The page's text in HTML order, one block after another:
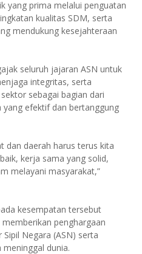
yang prima melalui penguatan
kualitas SDM, serta
mendukung kesejahteraan
seluruh jajaran ASN untuk
integritas, serta
sebagai bagian dari
efektif dan bertanggung
dan daerah harus terus kita
kerja sama yang solid,
melayani masyarakat,”
kesempatan tersebut
penghargaan
Negara (ASN) serta
dunia.